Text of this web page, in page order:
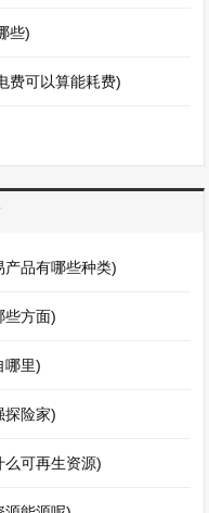
些)
费可以算能耗费)
品有哪些种类)
些方面)
哪里)
探险家)
么可再生资源)